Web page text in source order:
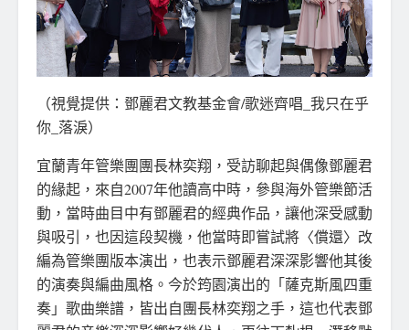
（視覺提供：鄧麗君文教基金會/歌迷齊唱_我只在乎
你_落淚）
宜蘭青年管樂團團長林奕翔，受訪聊起與偶像鄧麗君
的緣起，來自2007年他讀高中時，參與海外管樂節活
動，當時曲目中有鄧麗君的經典作品，讓他深受感動
與吸引，也因這段契機，他當時即嘗試將〈償還〉改
編為管樂團版本演出，也表示鄧麗君深深影響他其後
的演奏與編曲風格。今於筠園演出的「薩克斯風四重
奏」歌曲樂譜，皆出自團長林奕翔之手，這也代表鄧